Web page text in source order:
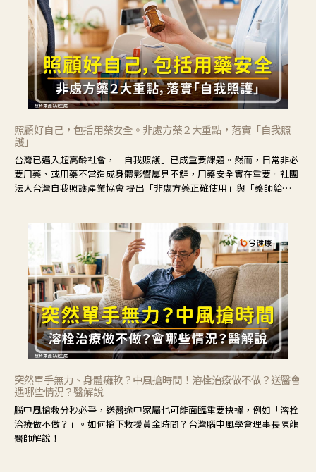
照顧好自己，包括用藥安全。非處方藥２大重點，落實「自我照
護」
台灣已邁入超高齡社會，「自我照護」已成重要課題。然而，日常非必
要用藥、或用藥不當造成身體影響屢見不鮮，用藥安全實在重要。社團
法人台灣自我照護產業協會 提出「非處方藥正確使用」與「藥師給
突然單手無力、身體癱軟？中風搶時間！溶栓治療做不做？送醫會
遇哪些情況？醫解說
腦中風搶救分秒必爭，送醫途中家屬也可能面臨重要抉擇，例如「溶栓
治療做不做？」。如何搶下救援黃金時間？台灣腦中風學會理事長陳龍
醫師解說！